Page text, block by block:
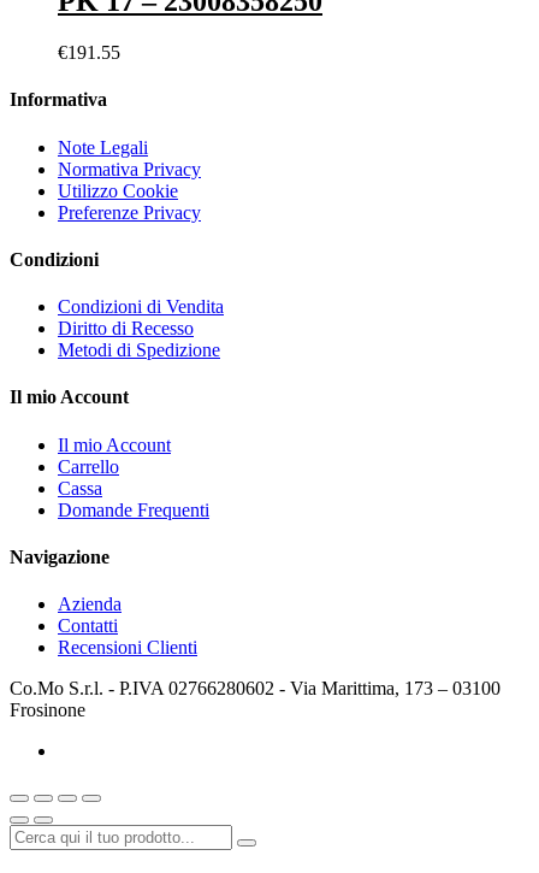
€191.55
Informativa
Note Legali
Normativa Privacy
Utilizzo Cookie
Preferenze Privacy
Condizioni
Condizioni di Vendita
Diritto di Recesso
Metodi di Spedizione
Il mio Account
Il mio Account
Carrello
Cassa
Domande Frequenti
Navigazione
Azienda
Contatti
Recensioni Clienti
Co.Mo S.r.l. - P.IVA 02766280602 - Via Marittima, 173 – 03100
Frosinone